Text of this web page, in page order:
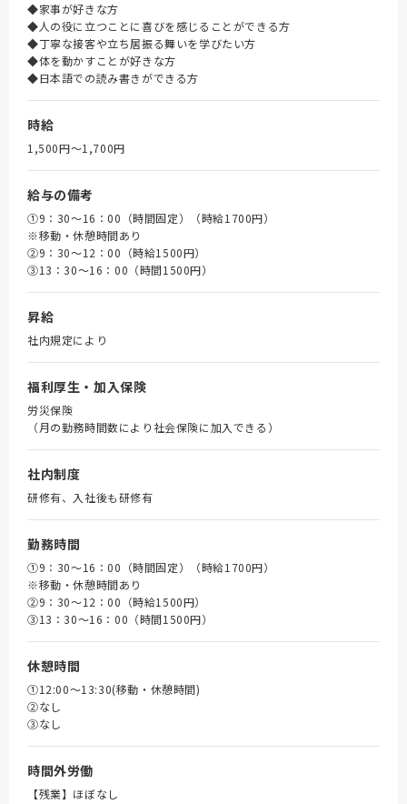
◆家事が好きな方
◆人の役に立つことに喜びを感じることができる方
◆丁寧な接客や立ち居振る舞いを学びたい方
◆体を動かすことが好きな方
◆日本語での読み書きができる方
時給
1,500円〜1,700円
給与の備考
①9：30～16：00（時間固定）（時給1700円）
※移動・休憩時間あり
➁9：30～12：00（時給1500円）
③13：30～16：00（時間1500円）
昇給
社内規定により
福利厚生・加入保険
労災保険
（月の勤務時間数により社会保険に加入できる）
社内制度
研修有、入社後も研修有
勤務時間
①9：30～16：00（時間固定）（時給1700円）
※移動・休憩時間あり
➁9：30～12：00（時給1500円）
③13：30～16：00（時間1500円）
休憩時間
①12:00～13:30(移動・休憩時間)
➁なし
③なし
時間外労働
【残業】ほぼなし